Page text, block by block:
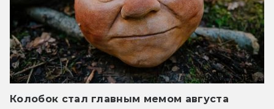
Колобок стал главным мемом августа